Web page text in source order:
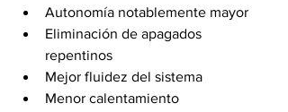
Autonomía notablemente mayor
Eliminación de apagados
repentinos
Mejor fluidez del sistema
Menor calentamiento